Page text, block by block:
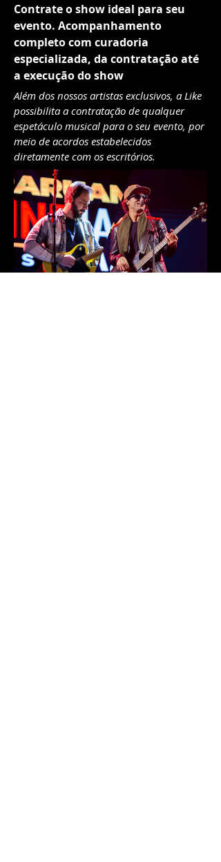
Contrate o show ideal para seu
evento. Acompanhamento
completo com curadoria
especializada, da contratação até
a execução do show
Além dos nossos artistas exclusivos, a Like
possibilita a contratação de qualquer
espetáculo musical para o seu evento, por
meio de acordos estabelecidos
diretamente com os escritórios.